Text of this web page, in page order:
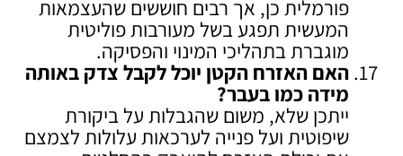
פורמלית כן, אך רבים חוששים שהעצמאות
המעשית תפגע בשל מעורבות פוליטית
מוגברת בתהליכי המינוי והפסיקה.
האם האזרח הקטן יוכל לקבל צדק באותה
מידה כמו בעבר?
ייתכן שלא, משום שהגבלות על ביקורת
שיפוטית ועל פנייה לערכאות עלולות לצמצם